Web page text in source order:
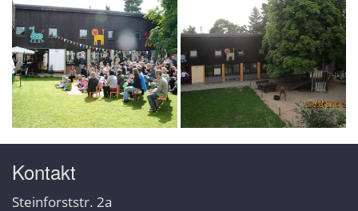
Kontakt
Steinforststr. 2a